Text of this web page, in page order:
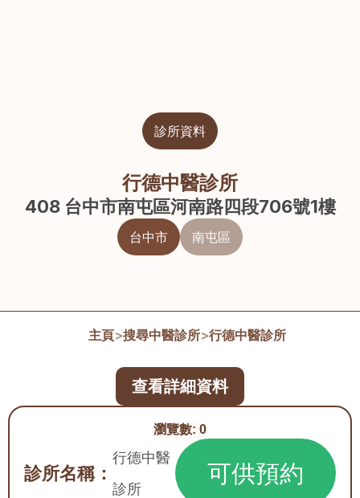
診所資料
行德中醫診所
408 台中市南屯區河南路四段706號1樓
台中市 南屯區
主頁>搜尋中醫診所>行德中醫診所
瀏覽數: 0
診所名稱：
行德中醫
診所
可供預約
查看詳細資料